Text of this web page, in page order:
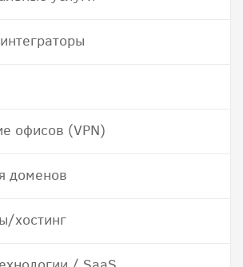
офисов (VPN)
доменов
хостинг